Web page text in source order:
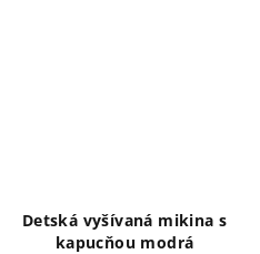
Detská vyšívaná mikina s
kapucňou modrá